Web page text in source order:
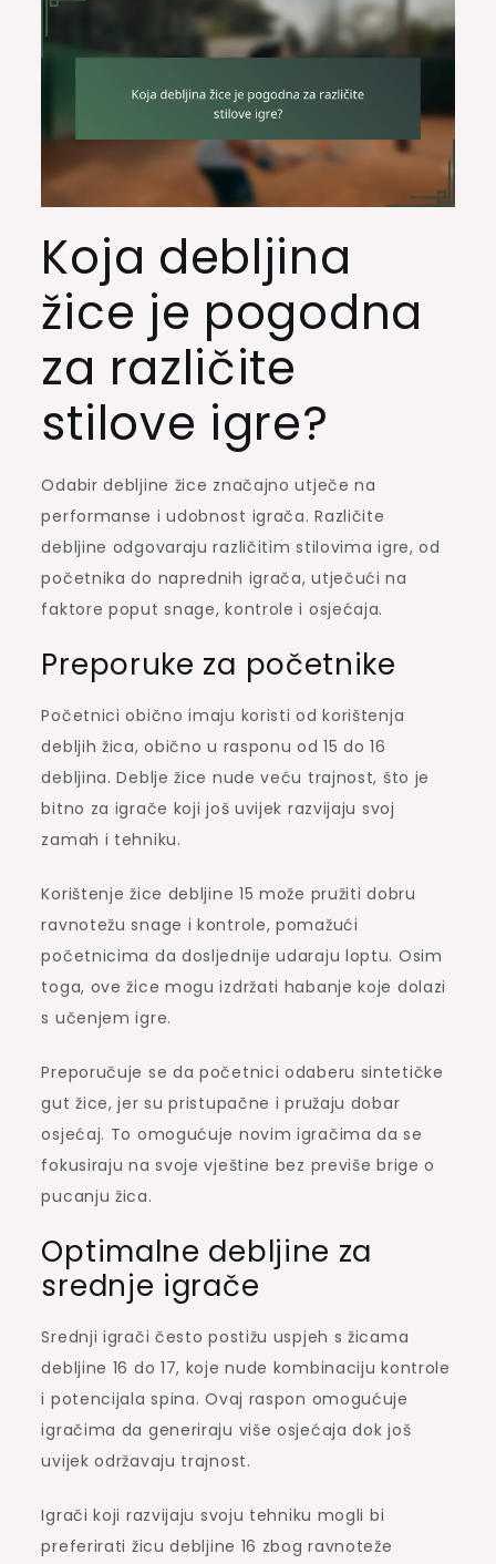
Koja debljina
žice je pogodna
za različite
stilove igre?
Odabir debljine žice značajno utječe na
performanse i udobnost igrača. Različite
debljine odgovaraju različitim stilovima igre, od
početnika do naprednih igrača, utječući na
faktore poput snage, kontrole i osjećaja.
Preporuke za početnike
Početnici obično imaju koristi od korištenja
debljih žica, obično u rasponu od 15 do 16
debljina. Deblje žice nude veću trajnost, što je
bitno za igrače koji još uvijek razvijaju svoj
zamah i tehniku.
Korištenje žice debljine 15 može pružiti dobru
ravnotežu snage i kontrole, pomažući
početnicima da dosljednije udaraju loptu. Osim
toga, ove žice mogu izdržati habanje koje dolazi
s učenjem igre.
Preporučuje se da početnici odaberu sintetičke
gut žice, jer su pristupačne i pružaju dobar
osjećaj. To omogućuje novim igračima da se
fokusiraju na svoje vještine bez previše brige o
pucanju žica.
Optimalne debljine za
srednje igrače
Srednji igrači često postižu uspjeh s žicama
debljine 16 do 17, koje nude kombinaciju kontrole
i potencijala spina. Ovaj raspon omogućuje
igračima da generiraju više osjećaja dok još
uvijek održavaju trajnost.
Igrači koji razvijaju svoju tehniku mogli bi
preferirati žicu debljine 16 zbog ravnoteže